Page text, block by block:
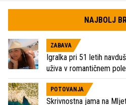
NAJBOLJ
ZABAVA
Igralka pri 51 letih
uživa v romantičnem
POTOVANJA
Skrivnostna jama na